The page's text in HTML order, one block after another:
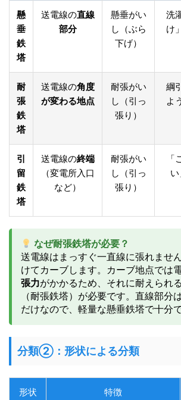
懸
垂
鉄
塔
送電線の直線
部分
懸垂がい
し（ぶら
下げ）
洗
け
耐
張
鉄
塔
送電線の角度
が変わる地点
耐張がい
し（引っ
張り）
綱
よ
引
留
鉄
塔
送電線の終端
（変電所入口
など）
耐張がい
し（引っ
張り）
なぜ耐張鉄塔が必要？
送電線はまっすぐ一直線に張れませ
けてカーブします。カーブ地点では
張力がかかるため、それに耐えられ
（耐張鉄塔）が必要です。直線部分
だけなので、軽量な懸垂鉄塔で十分で
分類②：形状による分類
形状 特徴